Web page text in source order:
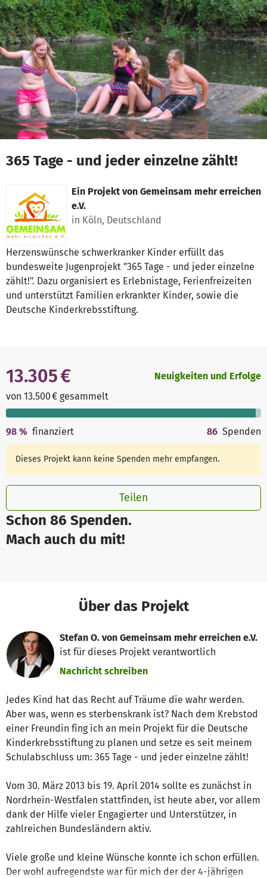
Zum Hauptinhalt springen
Erklärung zur Barrierefreiheit anzeigen
365 Tage - und jeder einzelne zählt!
Ein Projekt von Gemeinsam mehr erreichen
e.V.
in Köln, Deutschland
Herzenswünsche schwerkranker Kinder erfüllt das
bundesweite Jugenprojekt "365 Tage - und jeder einzelne
zählt!". Dazu organisiert es Erlebnistage, Ferienfreizeiten
und unterstützt Familien erkrankter Kinder, sowie die
Deutsche Kinderkrebsstiftung.
Schon 86 Spenden.
Mach auch du mit!
13.305 €
von 13.500 € gesammelt
Neuigkeiten und Erfolge
98 % finanziert 86 Spenden
Dieses Projekt kann keine Spenden mehr empfangen.
Teilen
Über das Projekt
Stefan O. von Gemeinsam mehr erreichen e.V.
ist für dieses Projekt verantwortlich
Nachricht schreiben
Jedes Kind hat das Recht auf Träume die wahr werden.
Aber was, wenn es sterbenskrank ist? Nach dem Krebstod
einer Freundin fing ich an mein Projekt für die Deutsche
Kinderkrebsstiftung zu planen und setze es seit meinem
Schulabschluss um: 365 Tage - und jeder einzelne zählt!
Vom 30. März 2013 bis 19. April 2014 sollte es zunächst in
Nordrhein-Westfalen stattfinden, ist heute aber, vor allem
dank der Hilfe vieler Engagierter und Unterstützer, in
zahlreichen Bundesländern aktiv.
Viele große und kleine Wünsche konnte ich schon erfüllen.
Der wohl aufregendste war für mich der der 4-jährigen